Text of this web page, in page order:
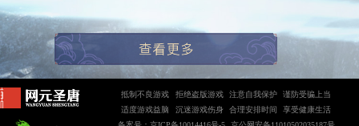
抵制不良游戏 拒绝盗版游戏 注意自我保护
谨防受骗上当
适度游戏益脑
沉迷游戏伤身 合理安排时间
享受健康生活